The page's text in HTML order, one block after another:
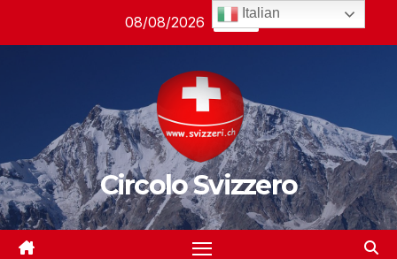
08/08/2026 09:38
Circolo Svizzero
Italian